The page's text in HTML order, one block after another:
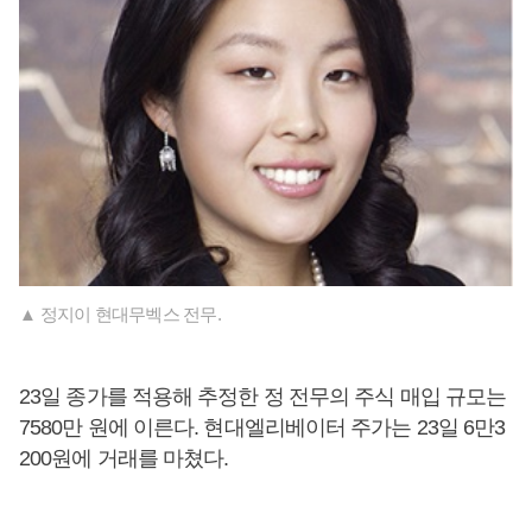
▲ 정지이 현대무벡스 전무.
23일 종가를 적용해 추정한 정 전무의 주식 매입 규모는
7580만 원에 이른다. 현대엘리베이터 주가는 23일 6만3
200원에 거래를 마쳤다.